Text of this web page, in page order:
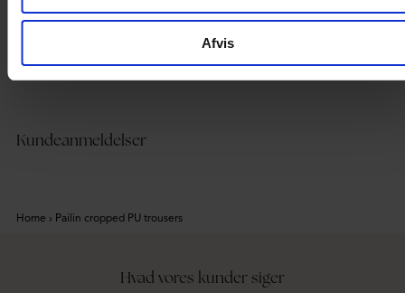
Afvis
Kundeanmeldelser
Home › Pailin cropped PU trousers
Hvad vores kunder siger